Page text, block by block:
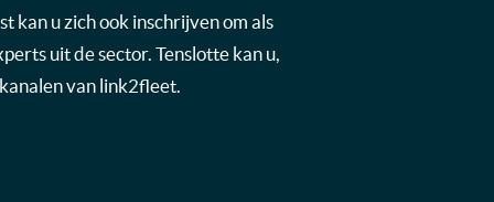
kan u zich ook inschrijven om als
uit de sector. Tenslotte kan u,
van link2fleet.